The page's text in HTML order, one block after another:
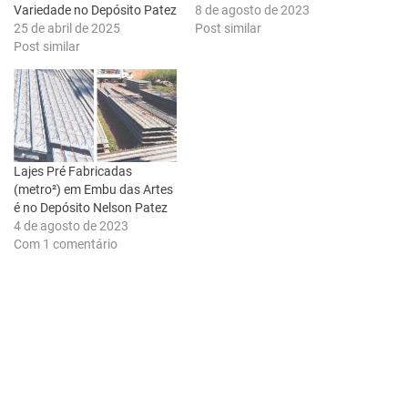
Variedade no Depósito Patez
25 de abril de 2025
Post similar
8 de agosto de 2023
Post similar
Lajes Pré Fabricadas
(metro²) em Embu das Artes
é no Depósito Nelson Patez
4 de agosto de 2023
Com 1 comentário